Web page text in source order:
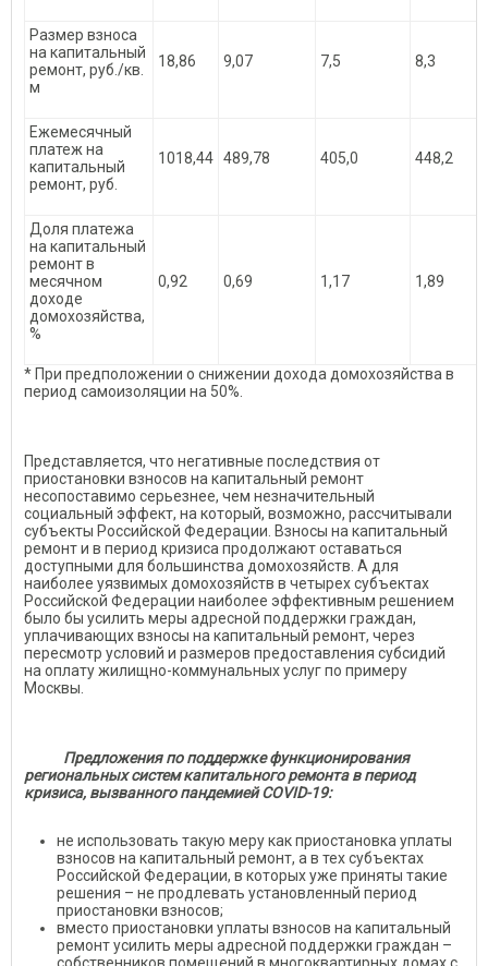
Размер взноса
на капитальный
ремонт, руб./кв.
м
18,86 9,07 7,5 8,3
Ежемесячный
платеж на
капитальный
ремонт, руб.
1018,44 489,78 405,0 448,2
Доля платежа
на капитальный
ремонт в
месячном
доходе
домохозяйства,
%
0,92 0,69 1,17 1,89
* При предположении о снижении дохода домохозяйства в
период самоизоляции на 50%.
Представляется, что негативные последствия от
приостановки взносов на капитальный ремонт
несопоставимо серьезнее, чем незначительный
социальный эффект, на который, возможно, рассчитывали
субъекты Российской Федерации. Взносы на капитальный
ремонт и в период кризиса продолжают оставаться
доступными для большинства домохозяйств. А для
наиболее уязвимых домохозяйств в четырех субъектах
Российской Федерации наиболее эффективным решением
было бы усилить меры адресной поддержки граждан,
уплачивающих взносы на капитальный ремонт, через
пересмотр условий и размеров предоставления субсидий
на оплату жилищно-коммунальных услуг по примеру
Москвы.
Предложения по поддержке функционирования
региональных систем капитального ремонта в период
кризиса, вызванного пандемией COVID-19:
не использовать такую меру как приостановка уплаты
взносов на капитальный ремонт, а в тех субъектах
Российской Федерации, в которых уже приняты такие
решения – не продлевать установленный период
приостановки взносов;
вместо приостановки уплаты взносов на капитальный
ремонт усилить меры адресной поддержки граждан –